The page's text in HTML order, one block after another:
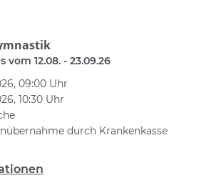
12.08. - 23.09.26
09:00 Uhr
10:30 Uhr
durch Krankenkasse